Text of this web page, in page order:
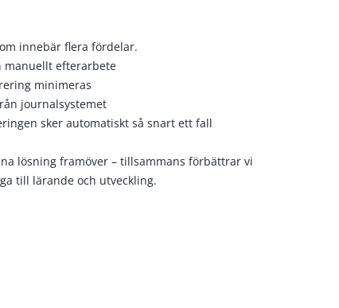
innebär flera fördelar.
manuellt efterarbete
minimeras
journalsystemet
sker automatiskt så snart ett fall
lösning framöver – tillsammans förbättrar vi
till lärande och utveckling.